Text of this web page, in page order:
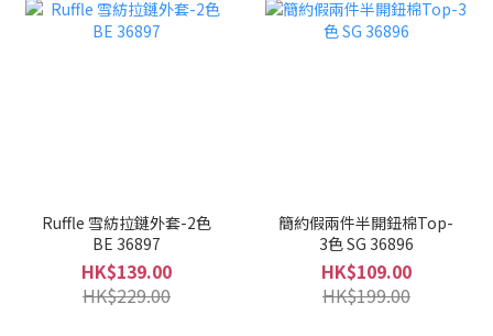
Ruffle 雪紡拉鏈外套-2色
BE 36897
HK$139.00
HK$229.00
簡約假兩件半開鈕棉Top-
3色 SG 36896
HK$109.00
HK$199.00